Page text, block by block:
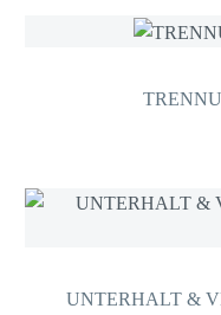
UNTERHALT &